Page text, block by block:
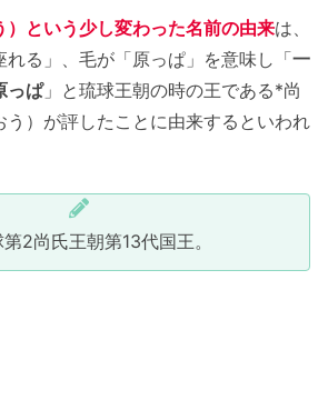
）という少し変わった名前の由来は、
れる」、毛が「原っぱ」を意味し「一
っぱ」と琉球王朝の時の王である*尚
う）が評したことに由来するといわれ
第2尚氏王朝第13代国王。